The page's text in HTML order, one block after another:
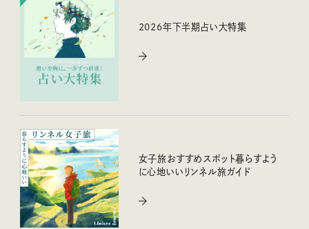
2026年下半期占い大特集
女子旅おすすめスポット暮らすよう
に心地いいリンネル旅ガイド